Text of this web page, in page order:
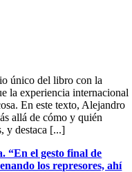
único del libro con la
la experiencia internacional
En este texto, Alejandro
allá de cómo y quién
y destaca [...]
“En el gesto final de
los represores, ahí